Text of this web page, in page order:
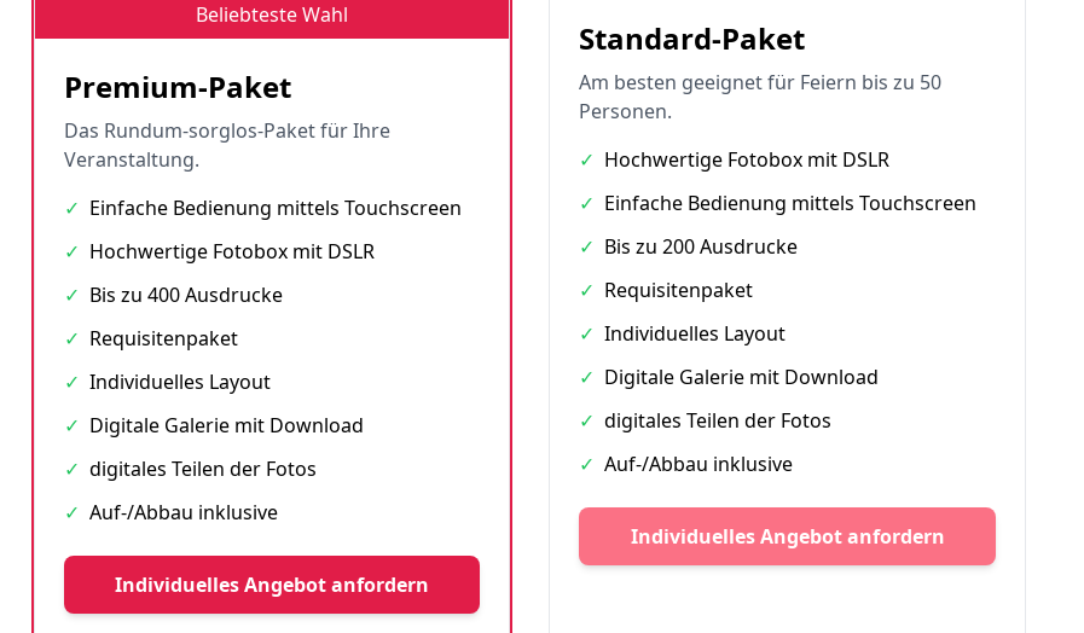
Beliebteste Wahl
Premium-Paket
Das Rundum-sorglos-Paket für Ihre
Veranstaltung.
✓ Einfache Bedienung mittels Touchscreen
✓ Hochwertige Fotobox mit DSLR
✓ Bis zu 400 Ausdrucke
✓ Requisitenpaket
✓ Individuelles Layout
✓ Digitale Galerie mit Download
✓ digitales Teilen der Fotos
✓ Auf-/Abbau inklusive
Individuelles Angebot anfordern
Standard-Paket
Am besten geeignet für Feiern bis zu 50
Personen.
✓ Hochwertige Fotobox mit DSLR
✓ Einfache Bedienung mittels Touchscreen
✓ Bis zu 200 Ausdrucke
✓ Requisitenpaket
✓ Individuelles Layout
✓ Digitale Galerie mit Download
✓ digitales Teilen der Fotos
✓ Auf-/Abbau inklusive
Individuelles Angebot anfordern